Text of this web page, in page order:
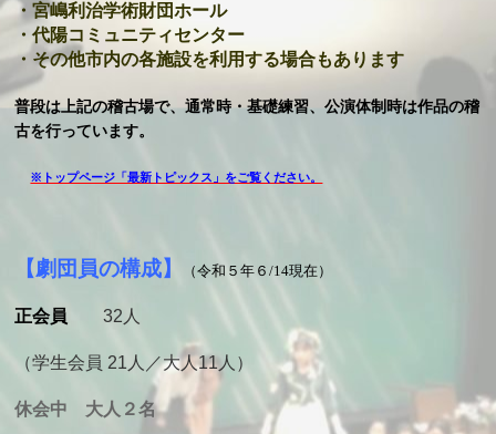
・宮嶋利治学術財団ホール
・代陽コミュニティセンター
・その他市内の各施設を利用する場合もあります
普段は上記の稽古場で、通常時・基礎練習、公演体制時は作品の稽
古を行っています。
※トップページ「最新トピックス」をご覧ください。
【劇団員の構成】 （令和５年６/14現在）
正会員 32 人
（学生会員 21人／大人11人）
休会中 大人２名